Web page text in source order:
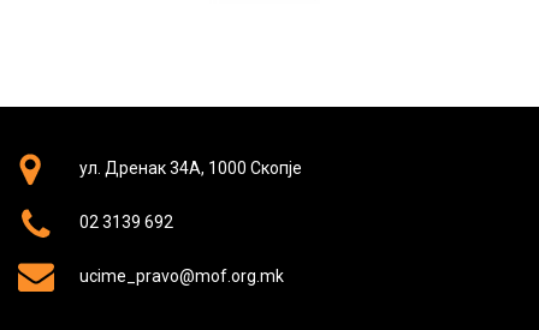
ул. Дренак 34А, 1000 Скопје
02 3139 692
ucime_pravo@mof.org.mk